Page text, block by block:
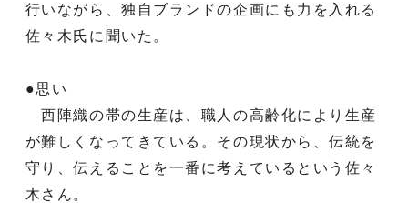
行いながら、独自ブランドの企画にも力を入れる
佐々木氏に聞いた。
●思い
西陣織の帯の生産は、職人の高齢化により生産
が難しくなってきている。その現状から、伝統を
守り、伝えることを一番に考えているという佐々
木さん。